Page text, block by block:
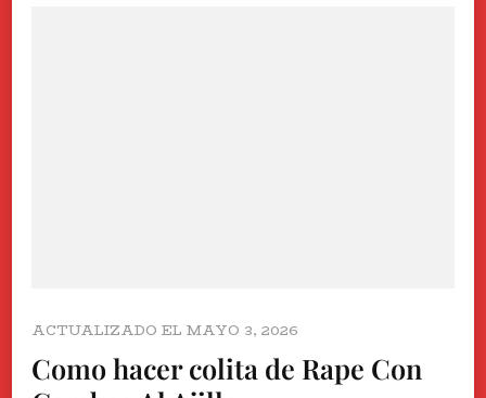
ACTUALIZADO EL MAYO 3, 2026
Como hacer colita de Rape Con